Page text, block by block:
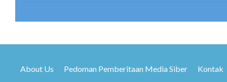
About Us Pedoman Pemberitaan Media Siber Kontak